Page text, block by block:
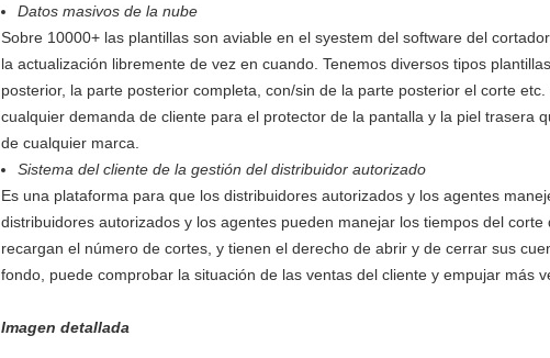
Datos masivos de la nube
Sobre 10000+ las plantillas son aviable en el syestem del software del
la actualización libremente de vez en cuando. Tenemos diversos tipos
posterior, la parte posterior completa, con/sin de la parte posterior el corte
cualquier demanda de cliente para el protector de la pantalla y la piel trasera
de cualquier marca.
Sistema del cliente de la gestión del distribuidor autorizado
Es una plataforma para que los distribuidores autorizados y los agentes
distribuidores autorizados y los agentes pueden manejar los tiempos del corte
recargan el número de cortes, y tienen el derecho de abrir y de cerrar sus
fondo, puede comprobar la situación de las ventas del cliente y empujar más
Imagen detallada